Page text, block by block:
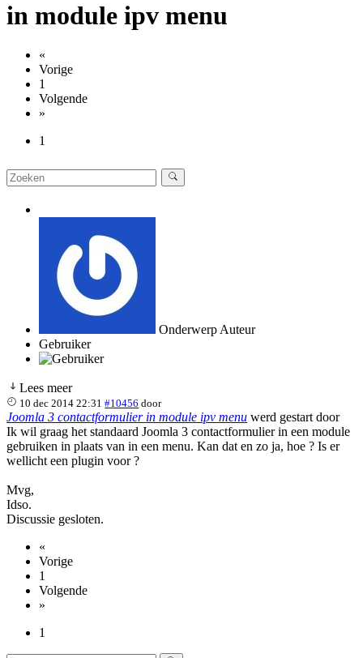
in module ipv menu
«
Vorige
1
Volgende
»
1
Onderwerp Auteur
Gebruiker
Lees meer
10 dec 2014 22:31 #10456 door
Joomla 3 contactformulier in module ipv menu werd gestart door
Ik wil graag het standaard Joomla 3 contactformulier in een module
gebruiken in plaats van in een menu. Kan dat en zo ja, hoe ? Is er
wellicht een plugin voor ?
Mvg,
Idso.
Discussie gesloten.
«
Vorige
1
Volgende
»
1